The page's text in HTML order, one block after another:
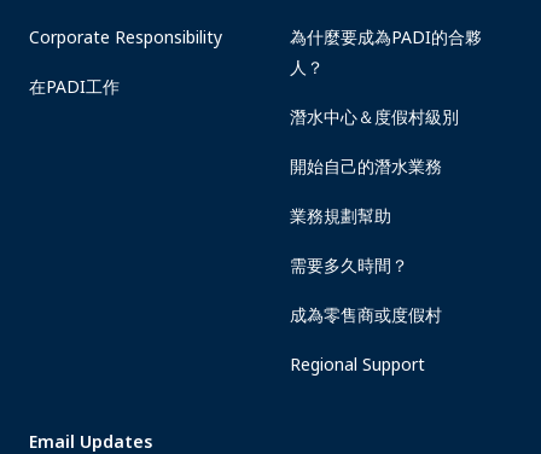
Corporate Responsibility
在PADI工作
為什麼要成為PADI的合夥
人？
潛水中心＆度假村級別
開始自己的潛水業務
業務規劃幫助
需要多久時間？
成為零售商或度假村
Regional Support
Email Updates